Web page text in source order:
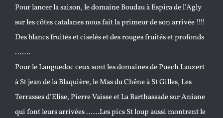
Pour lancer la saison, le domaine Boudau à Espira de l’Agly
sur les côtes catalanes nous fait la primeur de son arrivée !!!!
Des blancs fruités et ciselés et des rouges fruités et profonds
…….
Pour le Languedoc ceux sont les domaines de Puech Lauzert
à St jean de la Blaquière, le Mas du Chêne à St Gilles, Les
Terrasses d’Elise, Pierre Vaisse et La Barthassade sur Aniane
qui font leurs arrivées ……Les pics St loup aussi montrent le